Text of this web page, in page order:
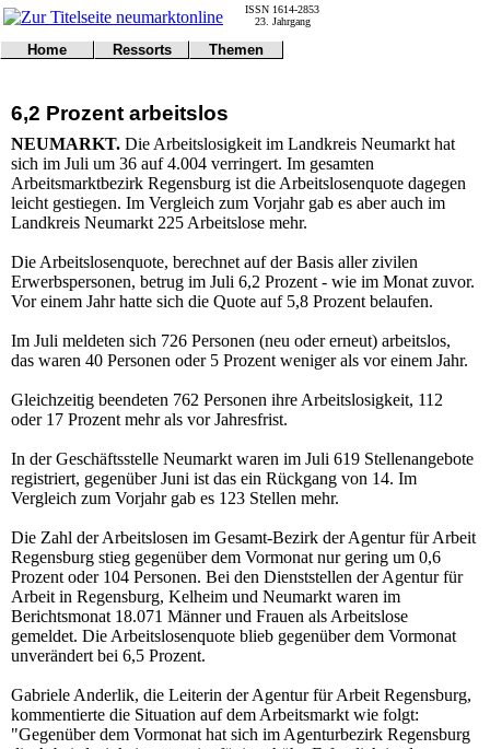
6,2 Prozent arbeitslos
NEUMARKT. Die Arbeitslosigkeit im Landkreis Neumarkt hat
sich im Juli um 36 auf 4.004 verringert. Im gesamten
Arbeitsmarktbezirk Regensburg ist die Arbeitslosenquote dagegen
leicht gestiegen. Im Vergleich zum Vorjahr gab es aber auch im
Landkreis Neumarkt 225 Arbeitslose mehr.
Die Arbeitslosenquote, berechnet auf der Basis aller zivilen
Erwerbspersonen, betrug im Juli 6,2 Prozent - wie im Monat zuvor.
Vor einem Jahr hatte sich die Quote auf 5,8 Prozent belaufen.
Im Juli meldeten sich 726 Personen (neu oder erneut) arbeitslos,
das waren 40 Personen oder 5 Prozent weniger als vor einem Jahr.
Gleichzeitig beendeten 762 Personen ihre Arbeitslosigkeit, 112
oder 17 Prozent mehr als vor Jahresfrist.
In der Geschäftsstelle Neumarkt waren im Juli 619 Stellenangebote
registriert, gegenüber Juni ist das ein Rückgang von 14. Im
Vergleich zum Vorjahr gab es 123 Stellen mehr.
Die Zahl der Arbeitslosen im Gesamt-Bezirk der Agentur für Arbeit
Regensburg stieg gegenüber dem Vormonat nur gering um 0,6
Prozent oder 104 Personen. Bei den Dienststellen der Agentur für
Arbeit in Regensburg, Kelheim und Neumarkt waren im
Berichtsmonat 18.071 Männer und Frauen als Arbeitslose
gemeldet. Die Arbeitslosenquote blieb gegenüber dem Vormonat
unverändert bei 6,5 Prozent.
Gabriele Anderlik, die Leiterin der Agentur für Arbeit Regensburg,
kommentierte die Situation auf dem Arbeitsmarkt wie folgt:
"Gegenüber dem Vormonat hat sich im Agenturbezirk Regensburg
ISSN 1614-2853
23. Jahrgang
Home
Notfall
Impressum
Ressorts
Wirtschaft
Sport
Polizei
Wetter
Leser
Themen
Gericht
Online
Gesundheit
Tipps
Land
Statistiken
Freizeit
Leute
Tiere
Eilmeldungen